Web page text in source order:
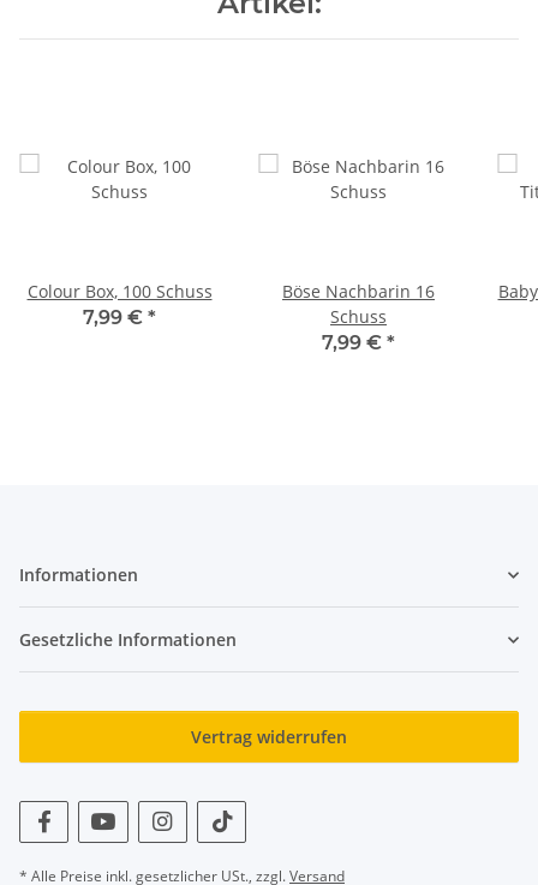
Colour Box, 100 Schuss
7,99 € *
Böse Nachbarin 16
Schuss
7,99 € *
Informationen
Gesetzliche Informationen
Vertrag widerrufen
* Alle Preise inkl. gesetzlicher USt., zzgl.Versand